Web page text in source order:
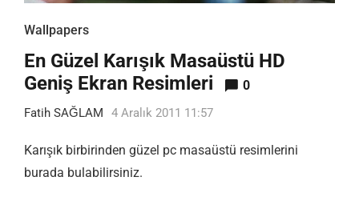
Wallpapers
En Güzel Karışık Masaüstü HD
Geniş Ekran Resimleri
0
Fatih SAĞLAM 4 Aralık 2011 11:57
Karışık birbirinden güzel pc masaüstü resimlerini
burada bulabilirsiniz.